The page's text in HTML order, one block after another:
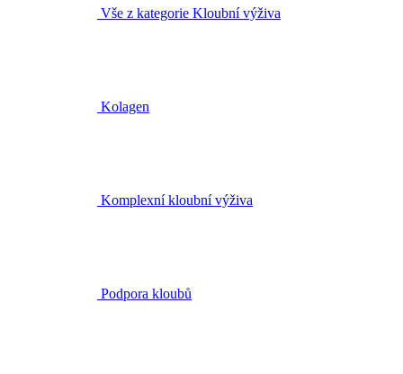
Vše z kategorie Kloubní výživa
Kolagen
Komplexní kloubní výživa
Podpora kloubů